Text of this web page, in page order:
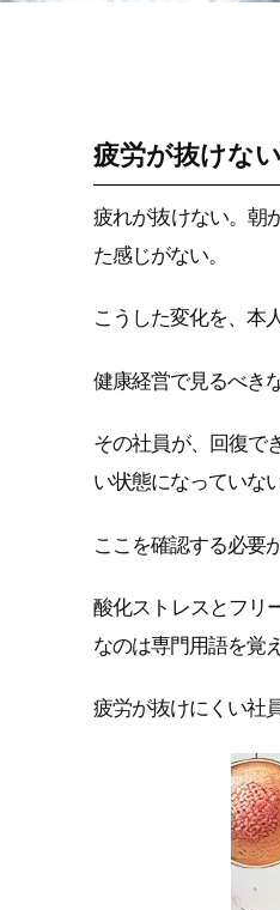
疲労が抜けな
疲れが抜けない。朝
た感じがない。
こうした変化を、本
健康経営で見るべき
その社員が、回復で
い状態になっていない
ここを確認する必要
酸化ストレスとフリ
なのは専門用語を覚
疲労が抜けにくい社